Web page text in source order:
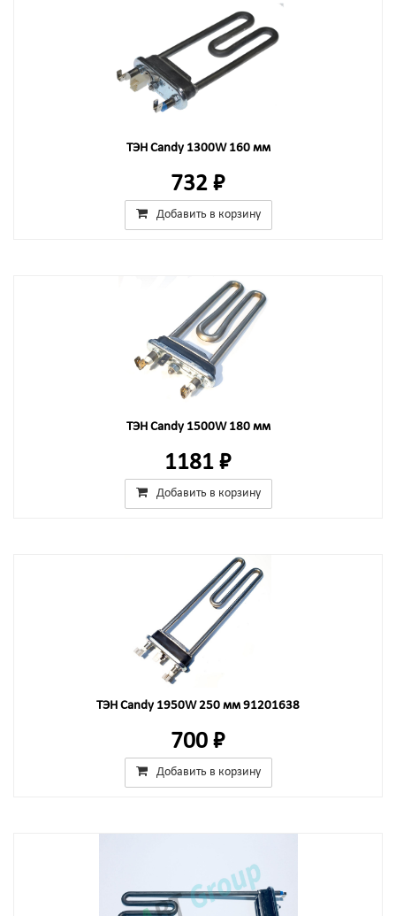
ТЭН Candy 1300W 160 мм
732 ₽
Добавить в корзину
ТЭН Candy 1500W 180 мм
1181 ₽
Добавить в корзину
ТЭН Candy 1950W 250 мм 91201638
700 ₽
Добавить в корзину